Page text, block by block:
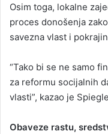
Osim toga, lokalne
proces donošenja
savezna vlast i
“Tako bi se ne samo
za reformu socijalnih
vlasti”, kazao je
Obaveze rastu,